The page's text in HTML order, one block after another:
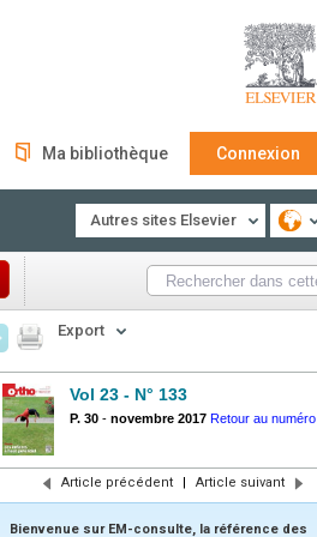
Ma bibliothèque Connexion
Autres sites Elsevier
Export
Vol 23 - N° 133
P. 30 - novembre 2017 Retour au numéro
Article précédent | Article suivant
Bienvenue sur EM-consulte, la référence des